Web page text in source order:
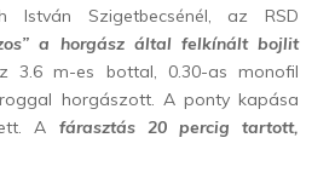
István Szigetbecsénél, az RSD
a horgász által felkínált bojlit
3.6 m-es bottal, 0.30-as monofil
horgászott. A ponty kapása
A fárasztás 20 percig tartott,